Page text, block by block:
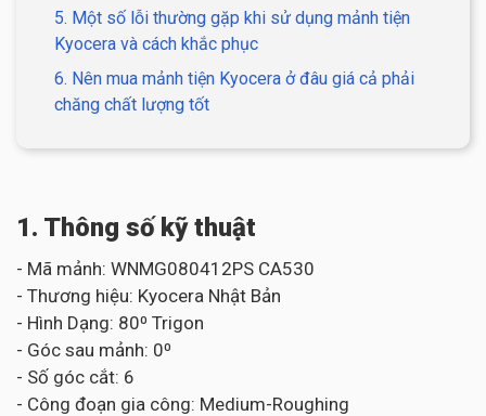
5. Một số lỗi thường gặp khi sử dụng mảnh tiện
Kyocera và cách khắc phục
6. Nên mua mảnh tiện Kyocera ở đâu giá cả phải
chăng chất lượng tốt
1. Thông số kỹ thuật
- Mã mảnh: WNMG080412PS CA530
- Thương hiệu: Kyocera Nhật Bản
- Hình Dạng: 80⁰ Trigon
- Góc sau mảnh: 0⁰
- Số góc cắt: 6
- Công đoạn gia công: Medium-Roughing